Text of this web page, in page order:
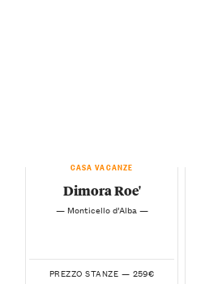
CASA VACANZE
Dimora Roe'
— Monticello d’Alba —
PREZZO STANZE — 259€